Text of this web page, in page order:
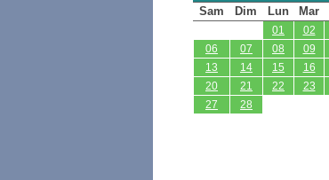
Sam
Dim Lun Mar
01 02
06
07 08 09
13
14 15 16
20
21 22 23
27
28